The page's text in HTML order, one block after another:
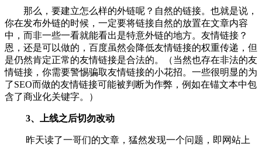
那么，要建立怎么样的外链呢？自然的链接。也就是说，
你在发布外链的时候，一定要将链接自然的放置在文章内容
中，而非一些一看就能看出是特意外链的地方。友情链接？
恩，还是可以做的，百度虽然会降低友情链接的权重传递，但
是仍然肯定正常的友情链接是合法的。（当然也存在非法的友
情链接，你需要警惕骗取友情链接的小花招。一些很明显的为
了SEO而做的友情链接可能被判断为作弊，例如在锚文本中包
含了商业化关键字。）
3、上线之后切勿改动
昨天读了一哥们的文章，猛然发现一个问题，即网站上